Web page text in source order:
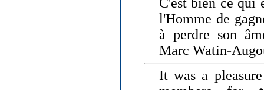
l'Homme de
à perdre son
Marc Watin-
It was a